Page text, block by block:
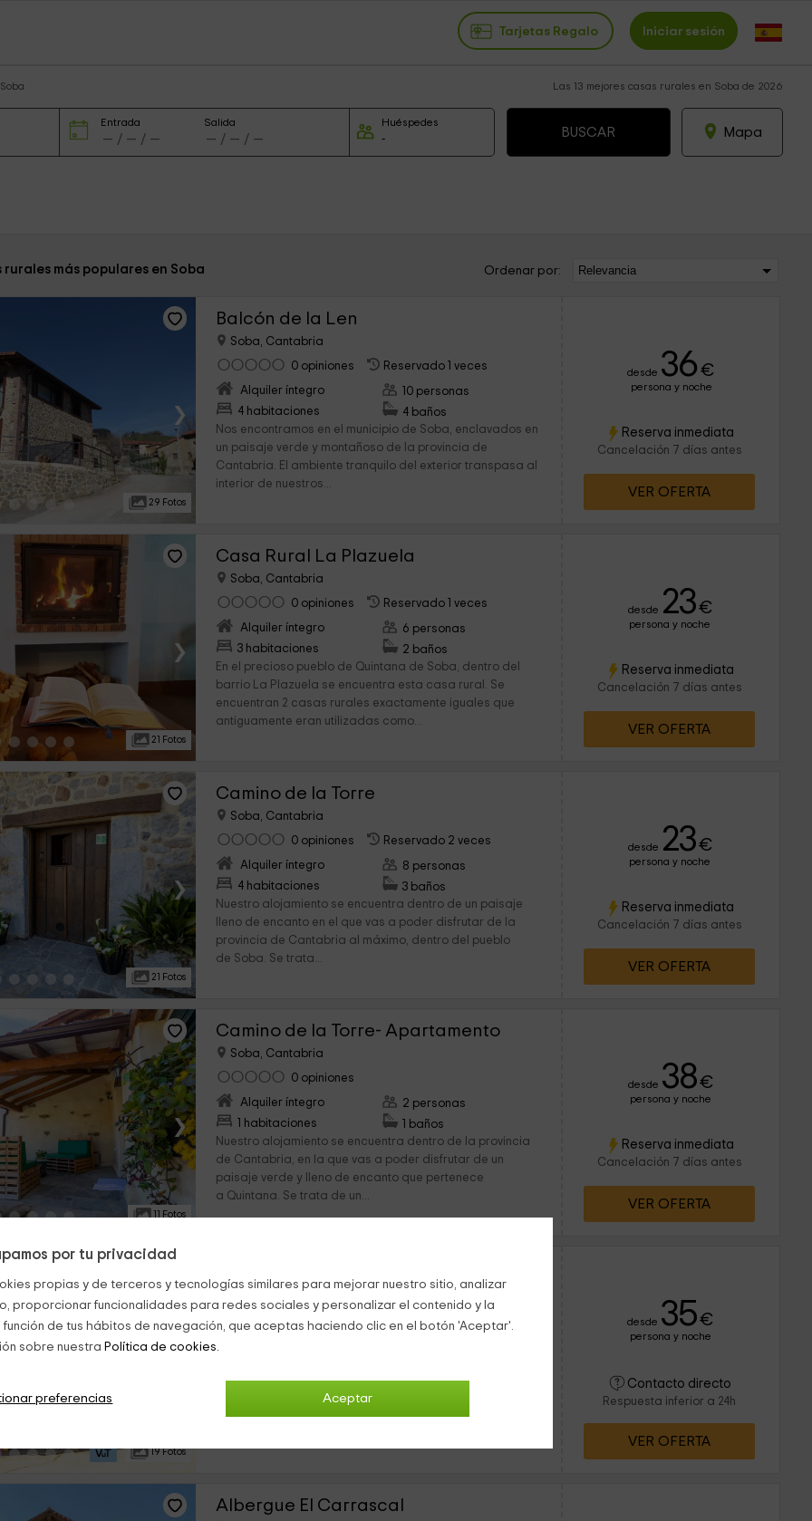
por tu privacidad
propias y de terceros y tecnologías similares para mejorar nuestro sitio, analizar
proporcionar funcionalidades para redes sociales y personalizar el contenido y la
de tus hábitos de navegación, que aceptas haciendo clic en el botón 'Aceptar'.
sobre nuestra Política de cookies.
Aceptar
preferencias
Tarjetas Regalo Iniciar sesión
Las 13 mejores casas rurales en Soba de 2026
Entrada Salida Huéspedes
Mapa
rurales más populares en Soba Ordenar por:
›
29 Fotos
Balcón de la Len
Soba, Cantabria
0 opiniones
Reservado 1 veces
Alquiler íntegro
4 habitaciones
10 personas
4 baños
Nos encontramos en el municipio de Soba, enclavados en
un paisaje verde y montañoso de la provincia de
Cantabria. El ambiente tranquilo del exterior transpasa al
interior de nuestros...
desde 36 €
persona y noche
Reserva inmediata
Cancelación 7 días antes
VER OFERTA
›
21 Fotos
Casa Rural La Plazuela
Soba, Cantabria
0 opiniones
Reservado 1 veces
Alquiler íntegro
3 habitaciones
6 personas
2 baños
En el precioso pueblo de Quintana de Soba, dentro del
barrio La Plazuela se encuentra esta casa rural. Se
encuentran 2 casas rurales exactamente iguales que
antiguamente eran utilizadas como...
desde 23€
persona y noche
Reserva inmediata
Cancelación 7 días antes
VER OFERTA
›
21 Fotos
Camino de la Torre
Soba, Cantabria
0 opiniones
Reservado 2 veces
Alquiler íntegro
4 habitaciones
8 personas
3 baños
Nuestro alojamiento se encuentra dentro de un paisaje
lleno de encanto en el que vas a poder disfrutar de la
provincia de Cantabria al máximo, dentro del pueblo
de Soba. Se trata...
desde 23€
persona y noche
Reserva inmediata
Cancelación 7 días antes
VER OFERTA
›
11 Fotos
Camino de la Torre- Apartamento
Soba, Cantabria
0 opiniones
Alquiler íntegro
1 habitaciones
2 personas
1 baños
Nuestro alojamiento se encuentra dentro de la provincia
de Cantabria, en la que vas a poder disfrutar de un
paisaje verde y lleno de encanto que pertenece
a Quintana. Se trata de un...
desde 38€
persona y noche
Reserva inmediata
Cancelación 7 días antes
VER OFERTA
›
19 Fotos
Soba, Cantabria
1 opiniones
Reservado 1 veces
Nuestros apartamentos rurales se encuentran en un
barrio de montaña que recibe el nombre de La
Barcenilla, en el Valle de Soba provinica de Cantabria.
desde 35€
persona y noche
Contacto directo
Respuesta inferior a 24h
VER OFERTA
Albergue El Carrascal